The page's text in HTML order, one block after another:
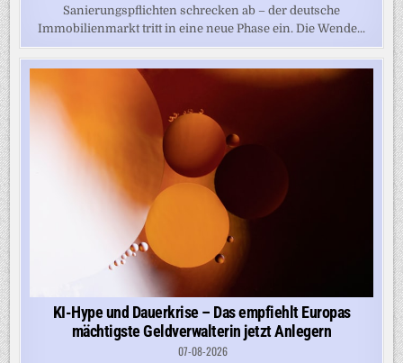
Sanierungspflichten schrecken ab – der deutsche
Immobilienmarkt tritt in eine neue Phase ein. Die Wende...
KI-Hype und Dauerkrise – Das empfiehlt Europas
mächtigste Geldverwalterin jetzt Anlegern
07-08-2026